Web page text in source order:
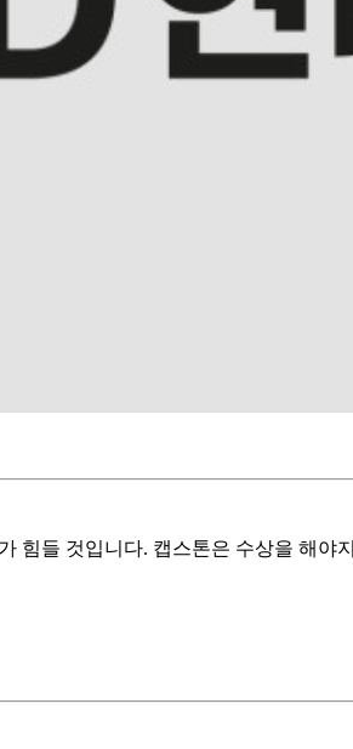
힘들 것입니다. 캡스톤은 수상을 해야